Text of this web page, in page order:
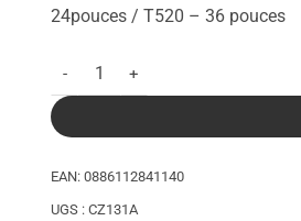
24pouces / T520 – 36 pouces
quantité de Cartouche d'encre HP
EAN:0886112841140
UGS :CZ131A